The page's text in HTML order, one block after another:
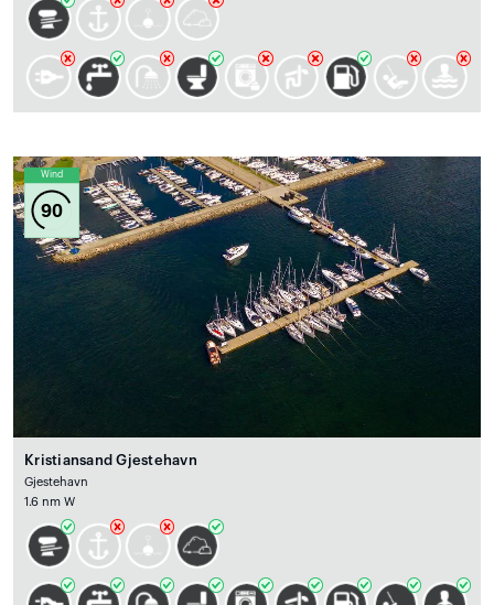
Wind
90
Kristiansand Gjestehavn
Gjestehavn
1.6 nm W